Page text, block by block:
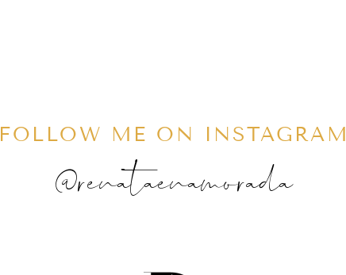
FOLLOW ME ON INSTAGRAM
@renataenamorada